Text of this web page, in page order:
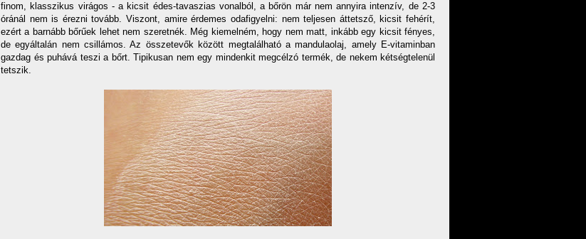
finom, klasszikus virágos - a kicsit édes-tavaszias vonalból, a bőrön már nem annyira intenzív, de 2-3
óránál nem is érezni tovább. Viszont, amire érdemes odafigyelni: nem teljesen áttetsző, kicsit fehérít,
ezért a barnább bőrűek lehet nem szeretnék. Még kiemelném, hogy nem matt, inkább egy kicsit fényes,
de egyáltalán nem csillámos. Az összetevők között megtalálható a mandulaolaj, amely E-vitaminban
gazdag és puhává teszi a bőrt. Tipikusan nem egy mindenkit megcélzó termék, de nekem kétségtelenül
tetszik.